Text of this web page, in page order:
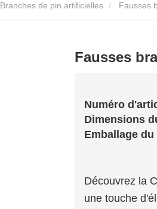
Branches de pin artificielles Fausses
Fausses
Numéro
Dimensions
Emballage
Découvrez la
une touche